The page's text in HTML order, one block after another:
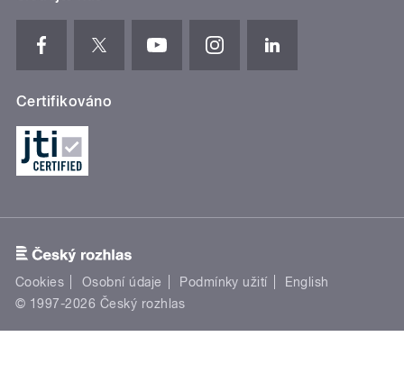
Certifikováno
Cookies Osobní údaje Podmínky užití
English
© 1997-2026 Český rozhlas